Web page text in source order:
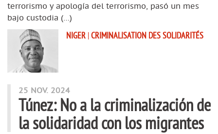
terrorismo y apología del terrorismo, pasó un mes
bajo custodia (…)
NIGER |CRIMINALISATION DES SOLIDARITÉS
25 NOV. 2024
Túnez: No a la criminalización de
la solidaridad con los migrantes